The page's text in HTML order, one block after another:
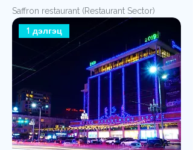
Saffron restaurant (Restaurant Sector)
1 дэлгэц